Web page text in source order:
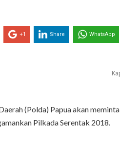
+1 Share WhatsApp
(Polda) Papua akan
Pilkada Serentak 2018.